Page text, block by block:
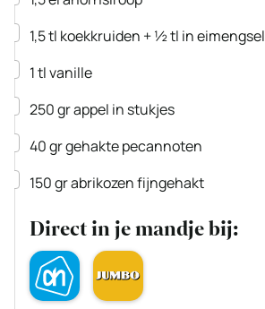
▢
1,5tl koekkruiden + ½ tl in eimengsel
▢
1tlvanille
▢
250grappel in stukjes
▢
40grgehakte pecannoten
▢
150grabrikozen fijngehakt
Direct in je mandje bij: